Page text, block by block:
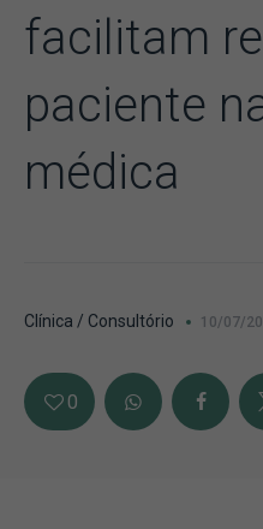
facilitam
paciente
médica
Clínica / Consultório 10/07/
0